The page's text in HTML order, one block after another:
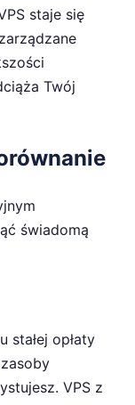
staje się
Twój
świadomą
stałej opłaty
VPS z